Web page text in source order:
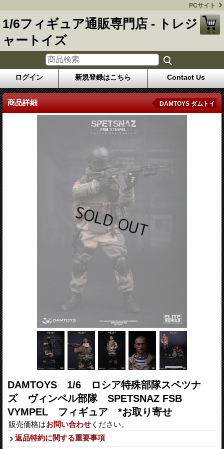
PCサイト
1/6フィギュア通販専門店 - トレジ
ャートイズ
ログイン 新規登録はこちら Contact Us
商品詳細 DAMTOYS ダムトイ
DAMTOYS 1/6 ロシア特殊部隊スペツナ
ズ ヴィンペル部隊 SPETSNAZ FSB
VYMPEL フィギュア *お取り寄せ
販売価格はお問い合わせ ください。
返品特約に関する重要事項